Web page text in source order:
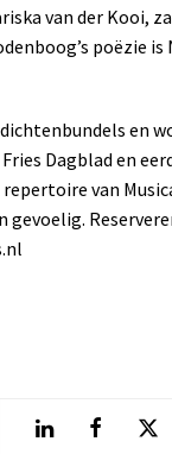
van der Kooi,
poëzie
en
Dagblad en
van